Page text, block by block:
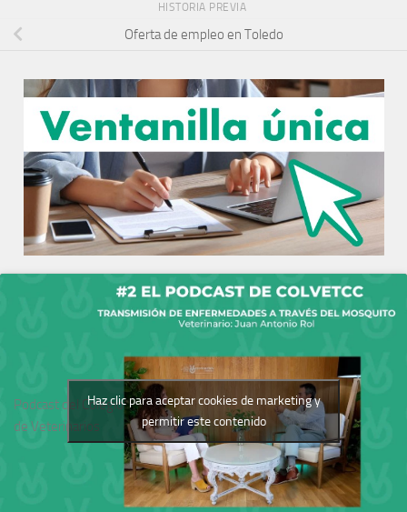
HISTORIA PREVIA
Oferta de empleo en Toledo
Podcast del Colegio
de Veterinarios
Haz clic para aceptar cookies de marketing y
permitir este contenido